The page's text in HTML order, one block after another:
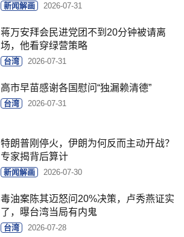
新闻解画 2026-07-31
蒋万安拜会民进党团不到20分钟被请离
场，他看穿绿营策略
台湾 2026-07-31
高市早苗感谢各国慰问“独漏赖清德”
台湾 2026-07-31
特朗普刚停火，伊朗为何反而主动开战？
专家揭背后算计
新闻解画 2026-07-30
毒油案陈其迈怒问20%决策，卢秀燕证实
了，曝台湾当局有内鬼
台湾 2026-07-28